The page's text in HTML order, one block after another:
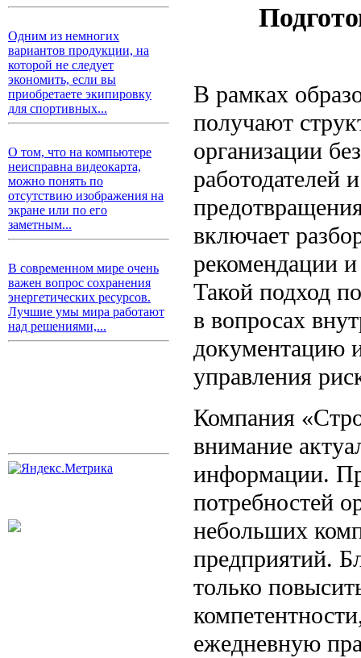
Одним из немногих
вариантов продукции, на
которой не следует
экономить, если вы
приобретаете экипировку
для спортивных...
О том, что на компьютере
неисправна видеокарта,
можно понять по
отсутствию изображения на
экране или по его
заметным...
В современном мире очень
важен вопрос сохранения
энергетических ресурсов.
Лучшие умы мира работают
над решениями,...
В рамках
получают
организации
работодателей
включает
рекомендации
Такой подход
в вопросах
документацию
управления
Компания
внимание
информации.
потребностей
небольших
предприятий.
только
ежедневную